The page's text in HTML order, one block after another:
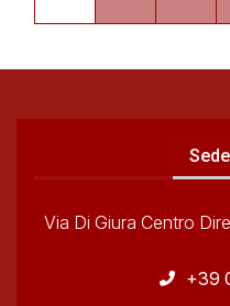
Via Di Giura Centro
+39